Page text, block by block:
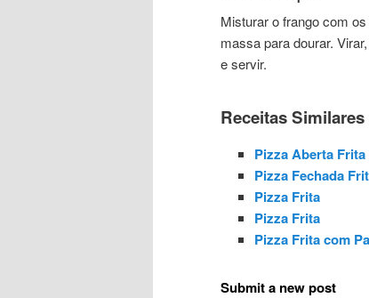
Misturar o frango com
massa para dourar.
e servir.
Receitas Similares
Pizza Aberta Frita
Pizza Fechada
Pizza Frita
Pizza Frita
Pizza Frita com
Submit a new post